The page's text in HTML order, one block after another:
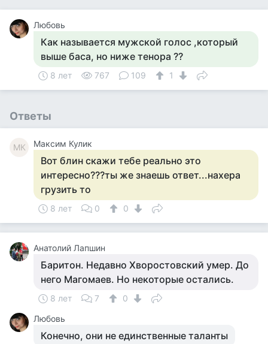
Любовь
Как называется мужской голос ,который
выше баса, но ниже тенора ??
8 лет 767 109 1
Ответы
МК Максим Кулик
Вот блин скажи тебе реально это
интересно???ты же знаешь ответ...нахера
грузить то
8 лет 0 0
Анатолий Лапшин
Баритон. Недавно Хворостовский умер. До
него Магомаев. Но некоторые остались.
8 лет 7
0
Любовь
Конечно, они не единственные таланты